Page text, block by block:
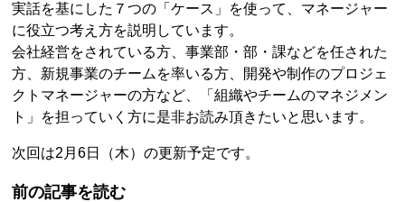
実話を基にした７つの「ケース」を使って、マネージャー
に役立つ考え方を説明しています。
会社経営をされている方、事業部・部・課などを任された
方、新規事業のチームを率いる方、開発や制作のプロジェ
クトマネージャーの方など、「組織やチームのマネジメン
ト」を担っていく方に是非お読み頂きたいと思います。
次回は2月6日（木）の更新予定です。
前の記事を読む